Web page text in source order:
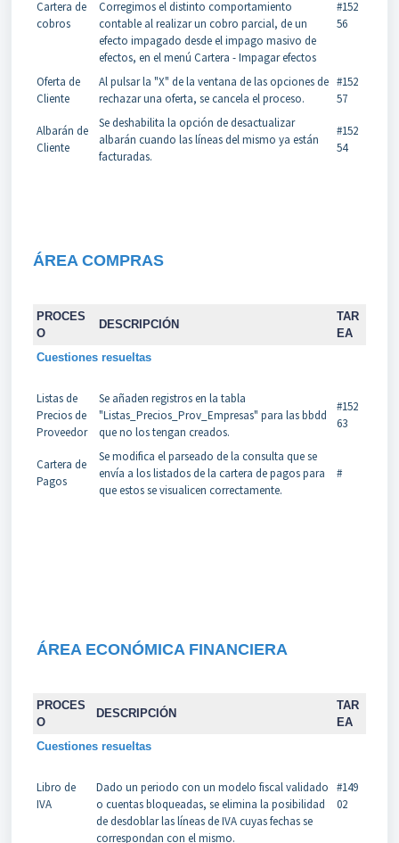
Cartera de
cobros
Corregimos el distinto comportamiento
contable al realizar un cobro parcial, de un
efecto impagado desde el impago masivo de
efectos, en el menú Cartera - Impagar efectos
#152
56
Oferta de
Cliente
Al pulsar la "X" de la ventana de las opciones de
rechazar una oferta, se cancela el proceso.
#152
57
Albarán de
Cliente
Se deshabilita la opción de desactualizar
albarán cuando las líneas del mismo ya están
facturadas.
#152
54
ÁREA COMPRAS
PROCES
O
DESCRIPCIÓN
TAR
EA
Cuestiones resueltas
Listas de
Precios de
Proveedor
Se añaden registros en la tabla
"Listas_Precios_Prov_Empresas" para las bbdd
que no los tengan creados.
#152
63
Cartera de
Pagos
Se modifica el parseado de la consulta que se
envía a los listados de la cartera de pagos para
que estos se visualicen correctamente.
#
ÁREA ECONÓMICA FINANCIERA
PROCES
O
DESCRIPCIÓN
TAR
EA
Cuestiones resueltas
Libro de
IVA
Dado un periodo con un modelo fiscal validado
o cuentas bloqueadas, se elimina la posibilidad
de desdoblar las líneas de IVA cuyas fechas se
correspondan con el mismo.
#149
02